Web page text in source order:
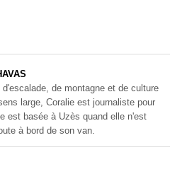
d'escalade, de montagne et de culture
large, Coralie est journaliste pour
est basée à Uzès quand elle n'est
à bord de son van.